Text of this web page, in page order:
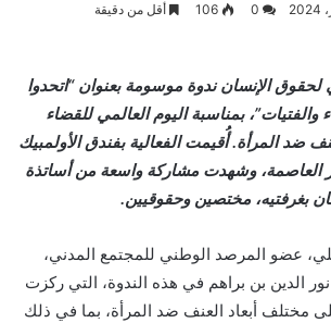
0
106 أقل من دقيقة
الإنسان ندوة موسومة بعنوان “اتحدوا
بمناسبة اليوم العالمي للقضاء
ضد المرأة. أُقيمت الفعالية بفندق الأولمبيك
العاصمة، وشهدت مشاركة واسعة من أساتذة
بغرفتيه، مختصين وحقوقيين.
عضو المرصد الوطني للمجتمع المدني،
الدين بن براهم في هذه الندوة، التي ركزت
مختلف أبعاد العنف ضد المرأة، بما في ذلك